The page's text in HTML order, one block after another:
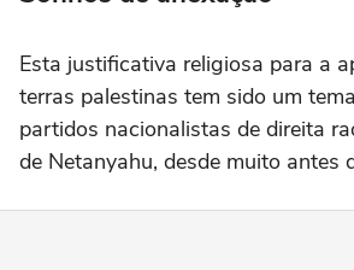
Esta justificativa religiosa para a
terras palestinas tem sido um
partidos nacionalistas de direita
de Netanyahu, desde muito antes